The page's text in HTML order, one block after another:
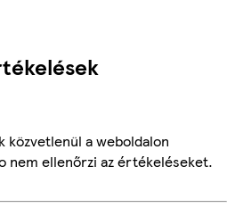
közvetlenül a weboldalon
nem ellenőrzi az értékeléseket.